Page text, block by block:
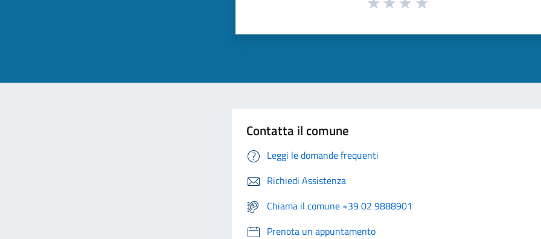
Contatta il comune
Leggi le domande frequenti
Richiedi Assistenza
Chiama il comune +39 02 9888901
Prenota un appuntamento